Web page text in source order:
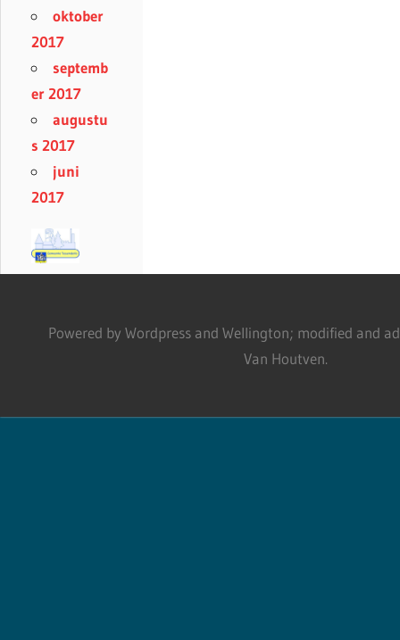
oktober
2017
septemb
er 2017
augustu
s 2017
juni
2017
Powered by Wordpress and Wellington; modified and
Van Houtven.